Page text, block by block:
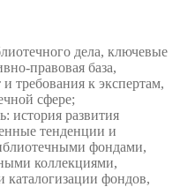
дела, ключевые
правовая база,
требования к экспертам,
сфере;
история развития
тенденции и
фондами,
коллекциями,
фондов,